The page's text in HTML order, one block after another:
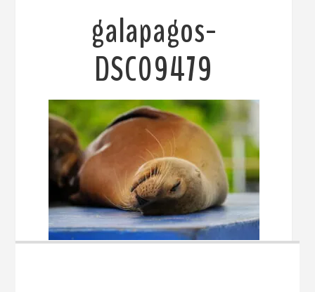
galapagos-
DSC09479